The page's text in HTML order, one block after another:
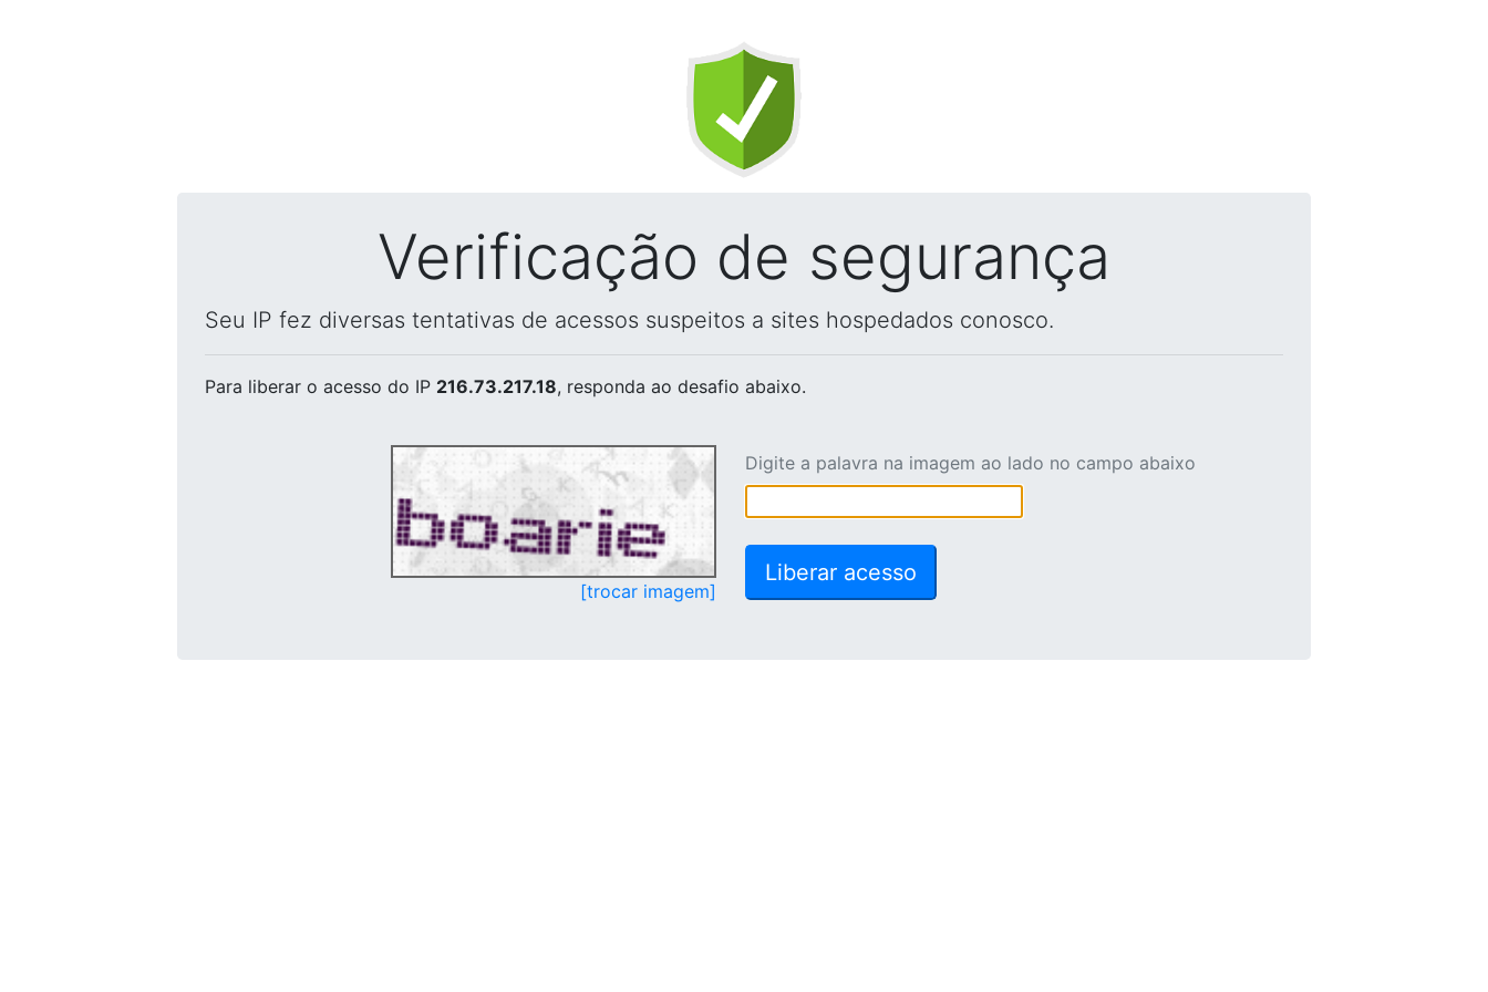
Verificação de segurança
Seu IP fez diversas tentativas de acessos suspeitos a sites hospedados conosco.
Para liberar o acesso do IP 216.73.217.18, responda ao desafio abaixo.
[trocar imagem]
Digite a palavra na imagem ao lado no campo abaixo